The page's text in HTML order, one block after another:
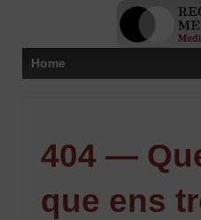
Home
404 —
que ens